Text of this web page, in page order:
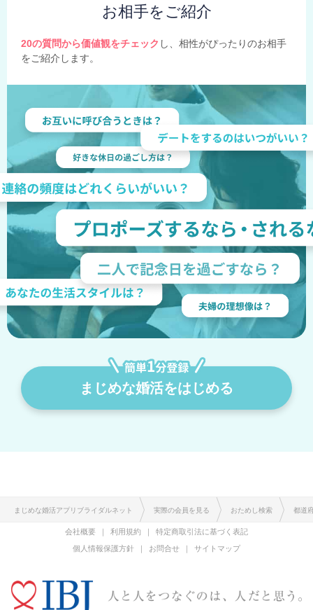
お相手をご紹介
20の質問から価値観をチェック し、相性がぴったりのお相手
をご紹介します。
まじめな婚活をはじめる
まじめな婚活アプリブライダルネット 実際の会員を見る おためし検索 都道
会社概要 利用規約
特定商取引法に基づく表記
個人情報保護方針
お問合せ サイトマップ